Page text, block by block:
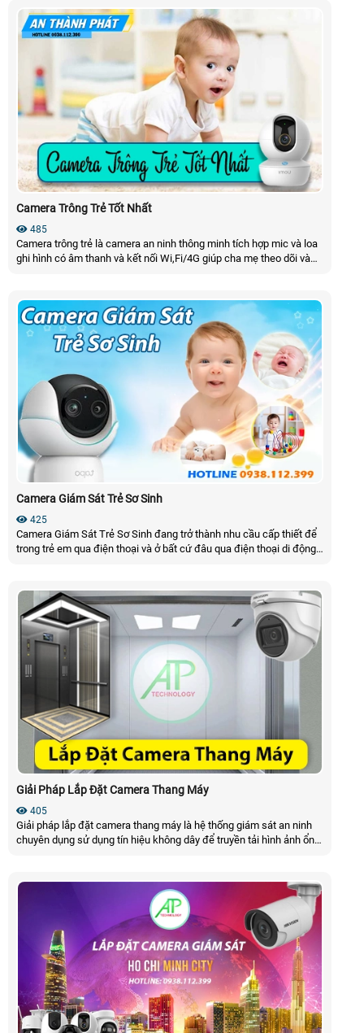
thực tế
Camera Trông Trẻ Tốt Nhất
485
Camera trông trẻ là camera an ninh thông minh tích hợp mic và loa
ghi hình có âm thanh và kết nối Wi,Fi/4G giúp cha mẹ theo dõi và
chuyển động ra khỏi nôi và hồng ngoại ban đêm giám sát trẻ 24/24
Camera Giám Sát Trẻ Sơ Sinh
425
Camera Giám Sát Trẻ Sơ Sinh đang trở thành nhu cầu cấp thiết để
trong trẻ em qua điện thoại và ở bất cứ đâu qua điện thoại di động
thường, phân biệt tiếng khóc trẻ em
Giải Pháp Lắp Đặt Camera Thang Máy
405
Giải pháp lắp đặt camera thang máy là hệ thống giám sát an ninh
chuyên dụng sử dụng tín hiệu không dây để truyền tải hình ảnh ổn